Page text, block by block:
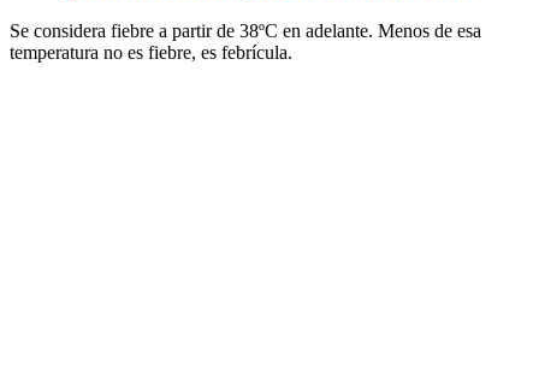
Se considera fiebre a partir de 38ºC en adelante. Menos de esa
temperatura no es fiebre, es febrícula.